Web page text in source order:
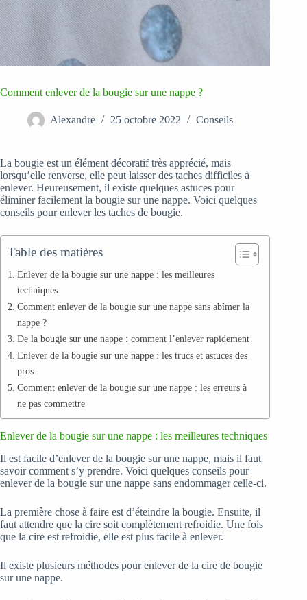
Comment enlever de la bougie sur une nappe ?
Alexandre 25 octobre 2022 Conseils
La bougie est un élément décoratif très apprécié, mais
lorsqu’elle renverse, elle peut laisser des taches difficiles à
enlever. Heureusement, il existe quelques astuces pour
éliminer facilement la bougie sur une nappe. Voici quelques
conseils pour enlever les taches de bougie.
Table des matières
Enlever de la bougie sur une nappe : les meilleures
techniques
Comment enlever de la bougie sur une nappe sans abîmer la
nappe ?
De la bougie sur une nappe : comment l’enlever rapidement
Enlever de la bougie sur une nappe : les trucs et astuces des
pros
Comment enlever de la bougie sur une nappe : les erreurs à
ne pas commettre
Enlever de la bougie sur une nappe : les meilleures techniques
Il est facile d’enlever de la bougie sur une nappe, mais il faut
savoir comment s’y prendre. Voici quelques conseils pour
enlever de la bougie sur une nappe sans endommager celle-ci.
La première chose à faire est d’éteindre la bougie. Ensuite, il
faut attendre que la cire soit complètement refroidie. Une fois
que la cire est refroidie, elle est plus facile à enlever.
Il existe plusieurs méthodes pour enlever de la cire de bougie
sur une nappe.